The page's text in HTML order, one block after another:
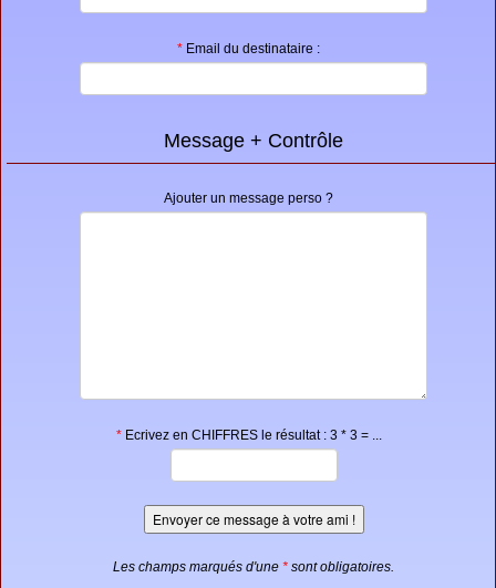
* Email du destinataire :
Message + Contrôle
Ajouter un message perso ?
*Ecrivez en CHIFFRES le résultat : 3 * 3 = ...
Les champs marqués d'une * sont obligatoires.